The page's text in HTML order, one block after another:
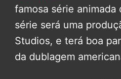
famosa série animada
série será uma
Studios, e terá boa
da dublagem